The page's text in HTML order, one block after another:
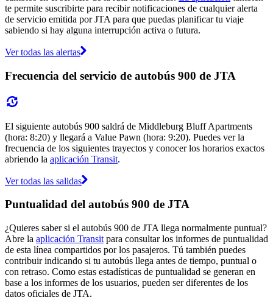
te permite suscribirte para recibir notificaciones de cualquier alerta
de servicio emitida por JTA para que puedas planificar tu viaje
sabiendo si hay alguna interrupción activa o futura.
Ver todas las alertas
Frecuencia del servicio de autobús 900 de JTA
El siguiente autobús 900 saldrá de Middleburg Bluff Apartments
(hora: 8:20) y llegará a Value Pawn (hora: 9:20). Puedes ver la
frecuencia de los siguientes trayectos y conocer los horarios exactos
abriendo la aplicación Transit.
Ver todas las salidas
Puntualidad del autobús 900 de JTA
¿Quieres saber si el autobús 900 de JTA llega normalmente puntual?
Abre la aplicación Transit para consultar los informes de puntualidad
de esta línea compartidos por los pasajeros. Tú también puedes
contribuir indicando si tu autobús llega antes de tiempo, puntual o
con retraso. Como estas estadísticas de puntualidad se generan en
base a los informes de los usuarios, pueden ser diferentes de los
datos oficiales de JTA.